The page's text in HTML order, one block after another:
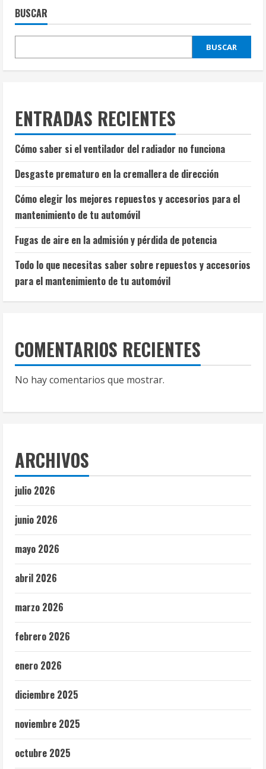
necesitas
sobre
y
para
automóvil
BUSCAR
BUSCAR
ENTRADAS RECIENTES
Cómo saber si el ventilador del radiador no funciona
Desgaste prematuro en la cremallera de dirección
Cómo elegir los mejores repuestos y accesorios para el
mantenimiento de tu automóvil
Fugas de aire en la admisión y pérdida de potencia
Todo lo que necesitas saber sobre repuestos y accesorios
para el mantenimiento de tu automóvil
COMENTARIOS RECIENTES
No hay comentarios que mostrar.
ARCHIVOS
julio 2026
junio 2026
mayo 2026
abril 2026
marzo 2026
febrero 2026
enero 2026
diciembre 2025
noviembre 2025
octubre 2025